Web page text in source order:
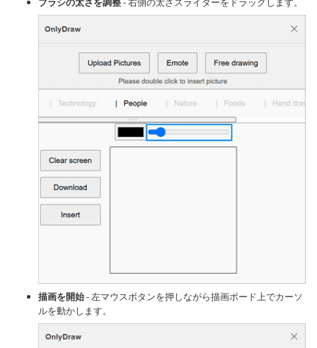
描画を開始- 左マウスボタンを押しながら描画ボード上でカーソ
ルを動かします。